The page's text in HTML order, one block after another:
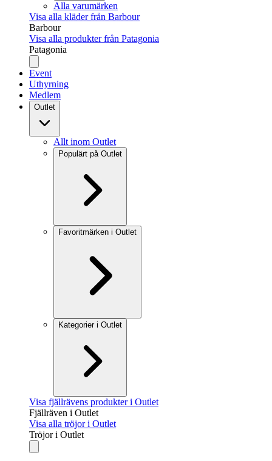
Alla varumärken
Visa alla kläder från Barbour
Barbour
Visa alla produkter från Patagonia
Patagonia
Event
Uthyrning
Medlem
Outlet
Allt inom Outlet
Populärt på Outlet
Favoritmärken i Outlet
Kategorier i Outlet
Visa fjällrävens produkter i Outlet
Fjällräven i Outlet
Visa alla tröjor i Outlet
Tröjor i Outlet